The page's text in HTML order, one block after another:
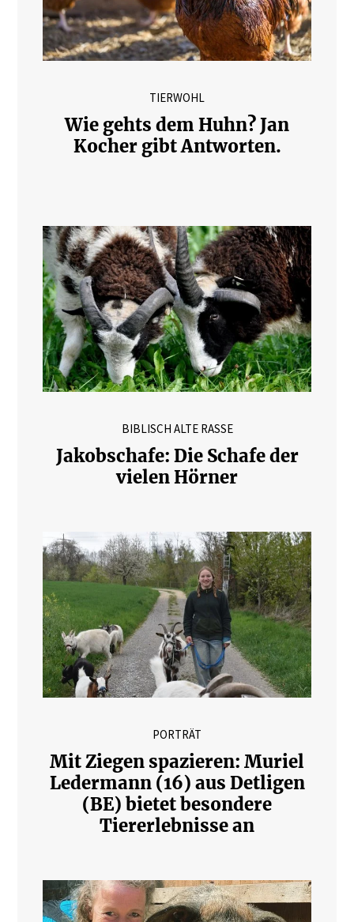
TIERWOHL
Wie gehts dem Huhn? Jan
Kocher gibt Antworten.
BIBLISCH ALTE RASSE
Jakobschafe: Die Schafe der
vielen Hörner
PORTRÄT
Mit Ziegen spazieren: Muriel
Ledermann (16) aus Detligen
(BE) bietet besondere
Tiererlebnisse an